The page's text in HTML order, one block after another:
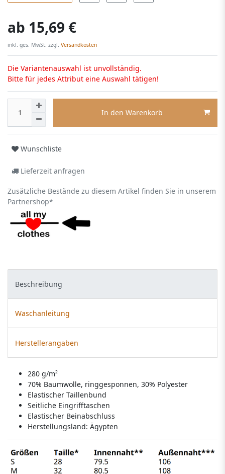
ab 15,69 €
inkl. ges. MwSt. zzgl. Versandkosten
Die Variantenauswahl ist unvollständig.
Bitte für jedes Attribut eine Auswahl tätigen!
In den Warenkorb
Wunschliste
Lieferzeit anfragen
Zusätzliche Bestände zu diesem Artikel finden Sie in unserem
Partnershop*
Beschreibung
Waschanleitung
Herstellerangaben
280 g/m²
70% Baumwolle, ringgesponnen, 30% Polyester
Elastischer Taillenbund
Seitliche Eingrifftaschen
Elastischer Beinabschluss
Herstellungsland: Ägypten